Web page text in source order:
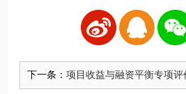
下一条：项目收益与融资平衡专项
商公告